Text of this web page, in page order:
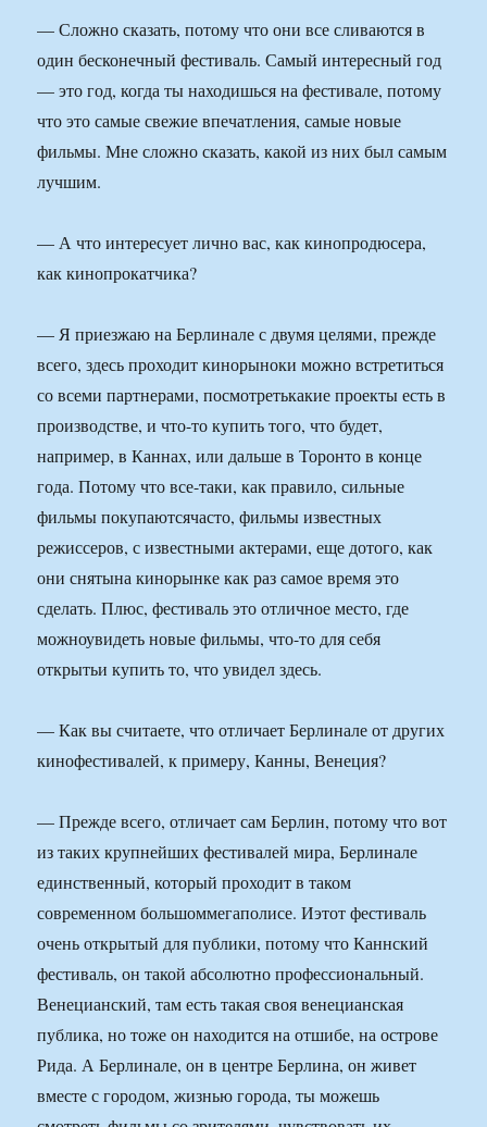
— Сложно сказать, потому что они все сливаются в
один бесконечный фестиваль. Самый интересный год
— это год, когда ты находишься на фестивале, потому
что это самые свежие впечатления, самые новые
фильмы. Мне сложно сказать, какой из них был самым
лучшим.
— А что интересует лично вас, как кинопродюсера,
как кинопрокатчика?
— Я приезжаю на Берлинале с двумя целями, прежде
всего, здесь проходит кинорыноки можно встретиться
со всеми партнерами, посмотретькакие проекты есть в
производстве, и что-то купить того, что будет,
например, в Каннах, или дальше в Торонто в конце
года. Потому что все-таки, как правило, сильные
фильмы покупаютсячасто, фильмы известных
режиссеров, с известными актерами, еще дотого, как
они снятына кинорынке как раз самое время это
сделать. Плюс, фестиваль это отличное место, где
можноувидеть новые фильмы, что-то для себя
открытьи купить то, что увидел здесь.
— Как вы считаете, что отличает Берлинале от других
кинофестивалей, к примеру, Канны, Венеция?
— Прежде всего, отличает сам Берлин, потому что вот
из таких крупнейших фестивалей мира, Берлинале
единственный, который проходит в таком
современном большоммегаполисе. Иэтот фестиваль
очень открытый для публики, потому что Каннский
фестиваль, он такой абсолютно профессиональный.
Венецианский, там есть такая своя венецианская
публика, но тоже он находится на отшибе, на острове
Рида. А Берлинале, он в центре Берлина, он живет
вместе с городом, жизнью города, ты можешь